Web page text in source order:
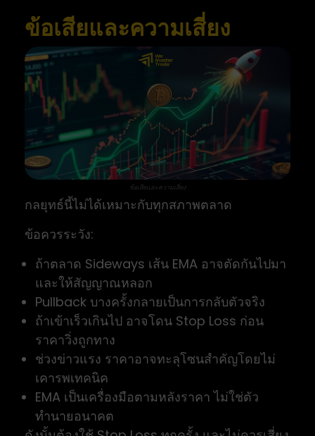
ข้อเสียและความเสี่ยง
ข้อเสียและความเสี่ยง
กลยุทธ์นี้ไม่ได้เหมาะกับทุกสภาพตลาด
ข้อควรระวัง:
ถ้าตลาด Sideways เส้น EMA อาจตัดกันไปมา
และให้สัญญาณหลอก
Pullback บางครั้งกลายเป็นการกลับตัวจริง
ถ้าเข้าเร็วเกินไป อาจโดน Stop Loss ก่อน
ราคาวิ่งถูกทาง
ช่วงข่าวแรง ราคาอาจทะลุโซนสำคัญโดยไม่
เคารพเทคนิค
EMA เป็นเครื่องมือตามหลังราคา ไม่ใช่ตัว
ทำนายอนาคต